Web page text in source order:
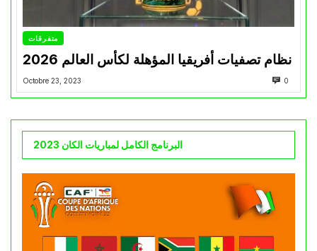
متفرقات
نظام تصفيات أفريقيا المؤهلة لكأس العالم 2026
Octobre 23, 2023 0
البرنامج الكامل لمباريات الكان 2023